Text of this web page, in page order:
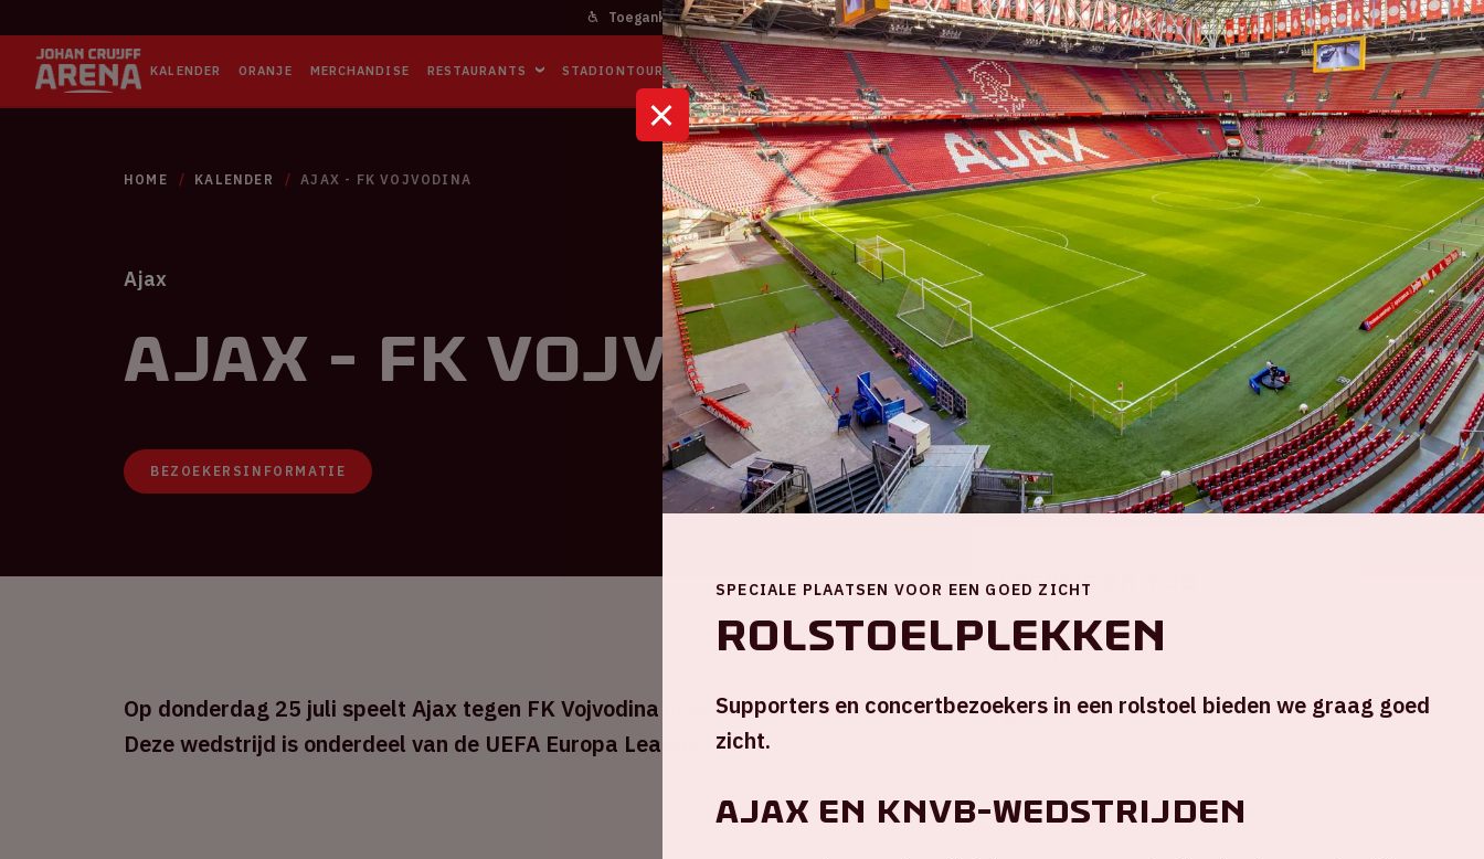
Toegankelijkheid Bereikbaarheid In het stadion Contact Inloggen ArenA portaal
KALENDER ORANJE MERCHANDISE RESTAURANTS STADIONTOURS NAAR DE ARENA BUSINESS EVENTS OVER ONS ZOEKEN
HOME KALENDER AJAX - FK VOJVODINA
Ajax
Ajax - FK Vojvodina
BEZOEKERSINFORMATIE
Op donderdag 25 juli speelt Ajax tegen FK Vojvodina in de Johan Cruijff ArenA.
Deze wedstrijd is onderdeel van de UEFA Europa League.
Locatie en tijd
Do 25 juli 2024
Johan Cruijff ArenA
+ Voeg toe aan agenda
SPECIALE PLAATSEN VOOR EEN GOED ZICHT
Rolstoelplekken
Supporters en concertbezoekers in een rolstoel bieden we graag goed
zicht.
AJAX EN KNVB-WEDSTRIJDEN